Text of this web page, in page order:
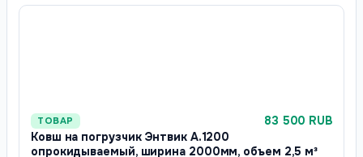
ТОВАР
83 500 RUB
Ковш на погрузчик Энтвик А.1200
опрокидываемый, ширина 2000мм, объем 2,5 м³